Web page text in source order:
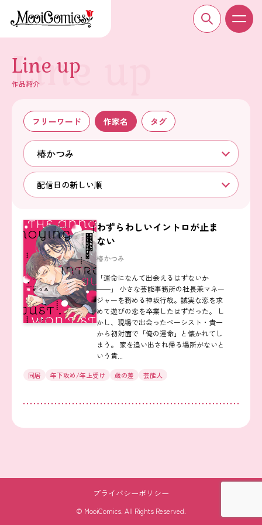
Line up
作品紹介
フリーワード 作家名 タグ
椿かつみ
配信日の新しい順
わずらわしいイントロが止ま
ない
椿かつみ
「運命になんて出会えるはずないか
――」 小さな芸能事務所の社長兼マネー
ジャーを務める神坂行哉。誠実な恋を求
めて遊びの恋を卒業したはずだった。 し
かし、現場で出会ったベーシスト・貴一
から初対面で「俺の運命」と懐かれてし
まう。 家を追い出され帰る場所がないと
いう貴...
同居 年下攻め/年上受け 歳の差 芸能人
プライバシーポリシー
© MooiComics. All Rights Reserved.